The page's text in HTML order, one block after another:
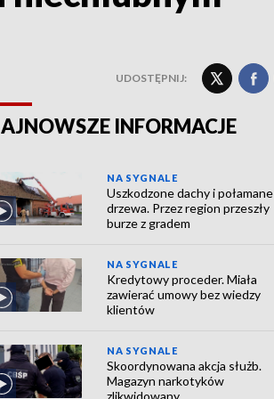
UDOSTĘPNIJ:
INFORMACJE
NA SYGNALE
Uszkodzone dachy i połamane
drzewa. Przez region przeszły
burze z gradem
NA SYGNALE
Kredytowy proceder. Miała
zawierać umowy bez wiedzy
klientów
NA SYGNALE
Skoordynowana akcja służb.
Magazyn narkotyków
zlikwidowany